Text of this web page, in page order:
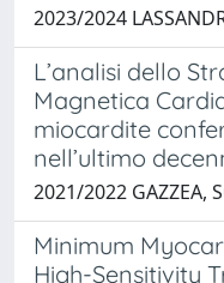
2023/2024
L’analisi dello
Magnetica
miocardite
nell’ultimo
2021/2022 GAZZEA,
Minimum
High-Sensitivity